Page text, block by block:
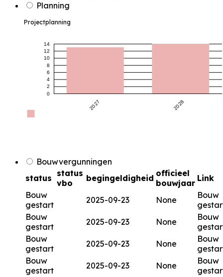
Planning
Projectplanning
0
2
4
6
8
10
12
14
2027 2028
Bouwvergunningen
status status
vbo
begingeldigheid officieel
bouwjaar Link
Bouw
gestart
2025-09-23 None
Bouw
Bouw
gestart
2025-09-23 None
Bouw
Bouw
gestart
2025-09-23 None
Bouw
Bouw
gestart
2025-09-23 None
Bouw